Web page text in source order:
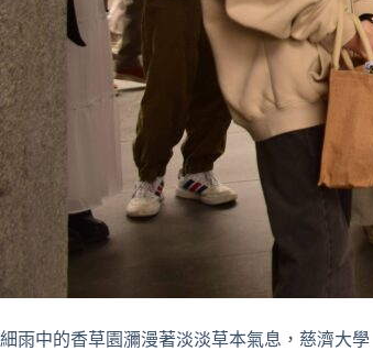
細雨中的香草園瀰漫著淡淡草本氣息，慈濟大